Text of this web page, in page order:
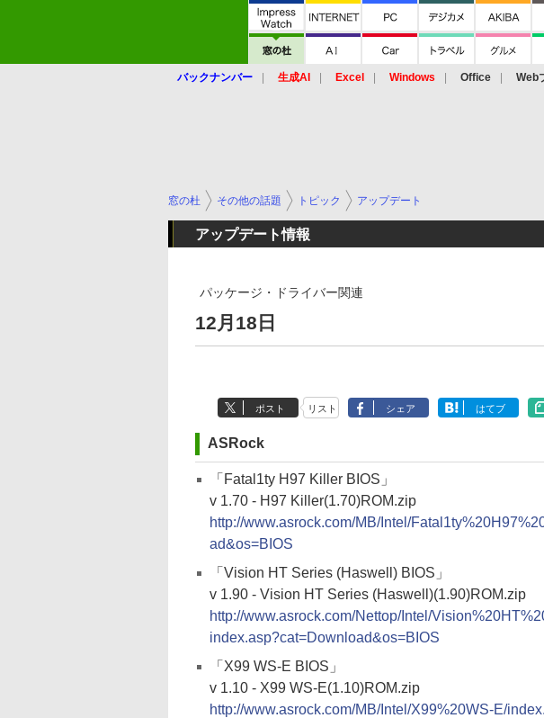
バックナンバー 生成AI Excel Windows Office Web
窓の杜 その他の話題 トピック アップデート
アップデート情報
パッケージ・ドライバー関連
12月18日
ポスト リスト シェア はてブ
ASRock
「Fatal1ty H97 Killer BIOS」
v 1.70 - H97 Killer(1.70)ROM.zip
http://www.asrock.com/MB/Intel/
ad&os=BIOS
「Vision HT Series (Haswell) BIOS」
v 1.90 - Vision HT Series (Haswell)(1.90)ROM.zip
http://www.asrock.com/Nettop/Intel/
index.asp?cat=Download&os=BIOS
「X99 WS-E BIOS」
v 1.10 - X99 WS-E(1.10)ROM.zip
http://www.asrock.com/MB/Intel/X99%20WS-E/